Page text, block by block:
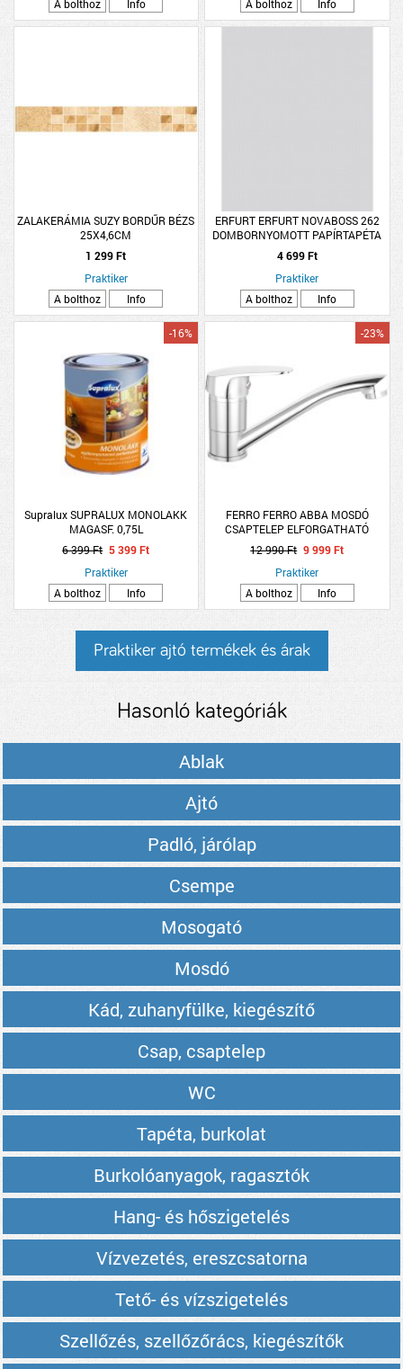
A bolthoz Info A bolthoz Info
ZALAKERÁMIA SUZY BORDŰR BÉZS
25X4,6CM
1 299 Ft
Praktiker
A bolthoz
Info
ERFURT ERFURT NOVABOSS 262
DOMBORNYOMOTT PAPÍRTAPÉTA
10,05 X 0,53M, FESTHETŐ
4 699 Ft
Praktiker
A bolthoz
Info
Supralux SUPRALUX MONOLAKK
MAGASF. 0,75L
-16%
6 399 Ft 5 399 Ft
Praktiker
A bolthoz
Info
FERRO FERRO ABBA MOSDÓ
CSAPTELEP ELFORGATHATÓ
KIFOLYÓVAL
-23%
12 990 Ft 9 999 Ft
Praktiker
A bolthoz
Info
Praktiker ajtó termékek és árak
Hasonló kategóriák
Ablak
Ajtó
Padló, járólap
Csempe
Mosogató
Mosdó
Kád, zuhanyfülke, kiegészítő
Csap, csaptelep
WC
Tapéta, burkolat
Burkolóanyagok, ragasztók
Hang- és hőszigetelés
Vízvezetés, ereszcsatorna
Tető- és vízszigetelés
Szellőzés, szellőzőrács, kiegészítők